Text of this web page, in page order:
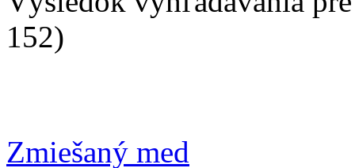
152)
Zmiešaný med